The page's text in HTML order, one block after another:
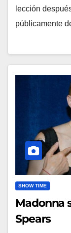
lección
públicamente
SHOW TIME
Madonna
Spears